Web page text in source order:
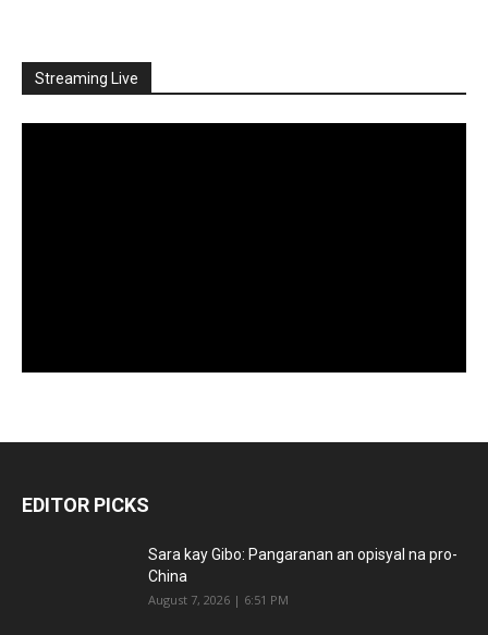
Streaming Live
EDITOR PICKS
Sara kay Gibo: Pangaranan an opisyal na pro-
China
August 7, 2026 | 6:51 PM